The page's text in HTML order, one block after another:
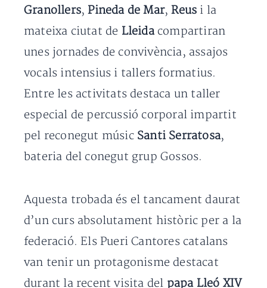
Granollers,Pineda de Mar,Reus i la
mateixa ciutat de Lleida compartiran
unes jornades de convivència, assajos
vocals intensius i tallers formatius.
Entre les activitats destaca un taller
especial de percussió corporal impartit
pel reconegut músic Santi Serratosa,
bateria del conegut grup Gossos.
Aquesta trobada és el tancament daurat
d’un curs absolutament històric per a la
federació. Els Pueri Cantores catalans
van tenir un protagonisme destacat
durant la recent visita del papa Lleó XIV